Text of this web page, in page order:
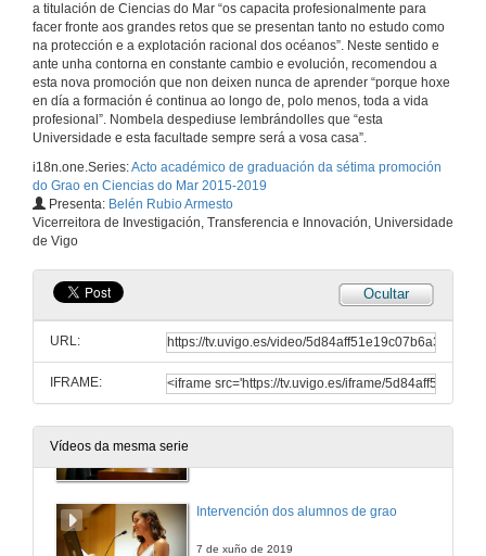
a titulación de Ciencias do Mar “os capacita profesionalmente para
facer fronte aos grandes retos que se presentan tanto no estudo como
na protección e a explotación racional dos océanos”. Neste sentido e
ante unha contorna en constante cambio e evolución, recomendou a
esta nova promoción que non deixen nunca de aprender “porque hoxe
en día a formación é continua ao longo de, polo menos, toda a vida
profesional”. Nombela despediuse lembrándolles que “esta
Universidade e esta facultade sempre será a vosa casa”.
i18n.one.Series:Acto académico de graduación da sétima promoción
do Grao en Ciencias do Mar 2015-2019
Presenta: Belén Rubio Armesto
Vicerreitora de Investigación, Transferencia e Innovación, Universidade
de Vigo
Ocultar
URL:
IFRAME:
Vídeos da mesma serie
Benvida ó acto e presentación das autoridades
7 de xuño de 2019
7 de xuño de 2019
Intervención de Jorge de los Bueis, presidente da Asociación de Oceanógrafos de Galicia
7 de xuño de 2019
Intervención dos alumnos de grao
7 de xuño de 2019